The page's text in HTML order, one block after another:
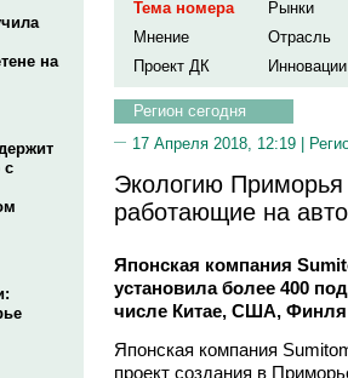
на
с
Тема номера
Рынки
Мнение
Отрасль
Проект ДК
Инновации
Регион сегодня
17 Апреля 2018, 12:19 |
Экологию Приморья
работающие на
Японская компания
установила более 400
числе Китае, США,
Японская компания
проект создания в